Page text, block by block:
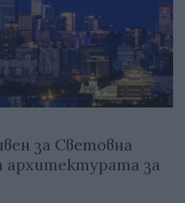
за Световна
архитектурата за